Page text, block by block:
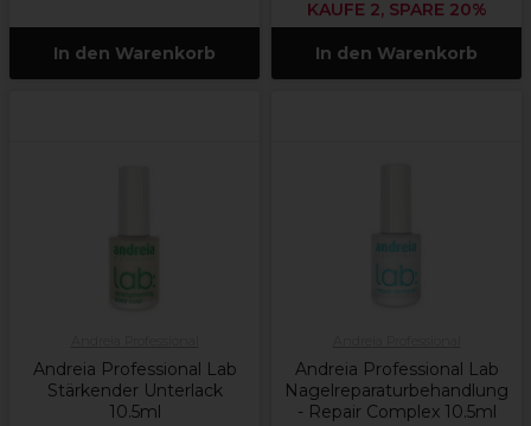
In den Warenkorb
KAUFE 2, SPARE 20%
In den Warenkorb
Andreia Professional Lab
Stärkender Unterlack
10.5ml
Andreia Professional Lab
Nagelreparaturbehandlung
- Repair Complex 10.5ml